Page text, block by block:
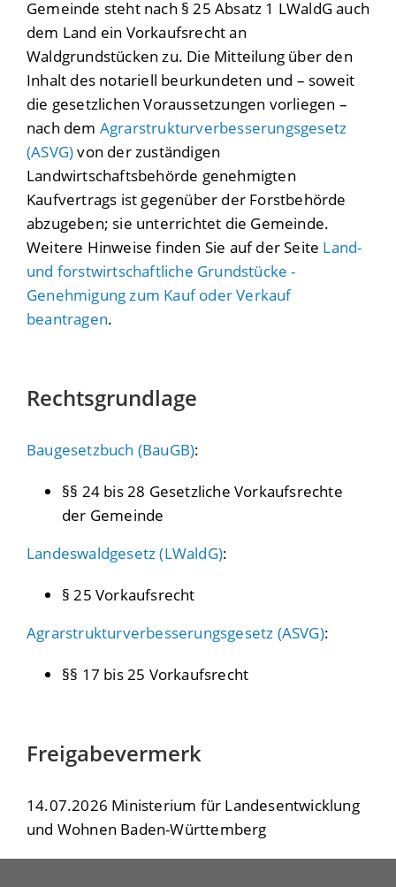
Gemeinde steht nach § 25 Absatz 1 LWaldG auch
dem Land ein Vorkaufsrecht an
Waldgrundstücken zu. Die Mitteilung über den
Inhalt des notariell beurkundeten und – soweit
die gesetzlichen Voraussetzungen vorliegen –
nach dem Agrarstrukturverbesserungsgesetz
(ASVG)von der zuständigen
Landwirtschaftsbehörde genehmigten
Kaufvertrags ist gegenüber der Forstbehörde
abzugeben; sie unterrichtet die Gemeinde.
Weitere Hinweise finden Sie auf der Seite Land-
und forstwirtschaftliche Grundstücke -
Genehmigung zum Kauf oder Verkauf
beantragen.
Rechtsgrundlage
Baugesetzbuch (BauGB):
§§ 24 bis 28 Gesetzliche Vorkaufsrechte
der Gemeinde
Landeswaldgesetz (LWaldG):
§ 25 Vorkaufsrecht
Agrarstrukturverbesserungsgesetz (ASVG):
§§ 17 bis 25 Vorkaufsrecht
Freigabevermerk
14.07.2026 Ministerium für Landesentwicklung
und Wohnen Baden-Württemberg